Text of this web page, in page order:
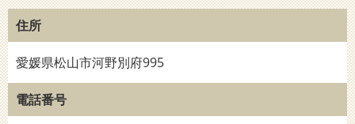
住所
愛媛県松山市河野別府995
電話番号